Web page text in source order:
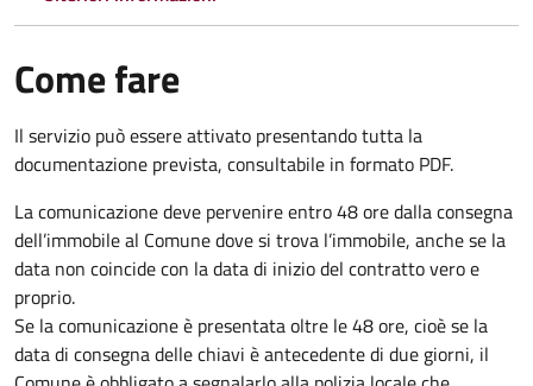
Come fare
Il servizio può essere attivato presentando tutta la
documentazione prevista, consultabile in formato PDF.
La comunicazione deve pervenireentro 48 oredalla consegna
dell’immobile al Comune dove si trova l’immobile, anche se la
data non coincide con la data di inizio del contratto vero e
proprio.
Se la comunicazione è presentata oltre le 48 ore, cioè se la
data di consegna delle chiavi è antecedente di due giorni, il